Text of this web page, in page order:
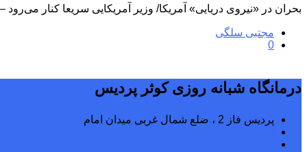
بحران در «نیروی دریایی» آمریکا/ وزیر آمریکایی سریعا کنار
مجتبی سلگی
0
درمانگاه شبانه روزی کوثر پردیس
پردیس فاز 2 ، ضلع شمال غربی میدان امام